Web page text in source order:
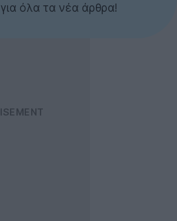
για όλα τα νέα άρθρα!